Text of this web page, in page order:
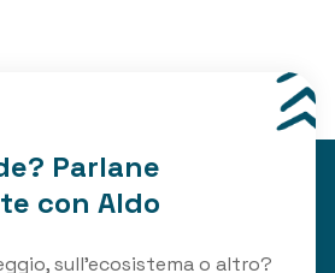
Parlane
con Aldo
sull'ecosistema o altro?